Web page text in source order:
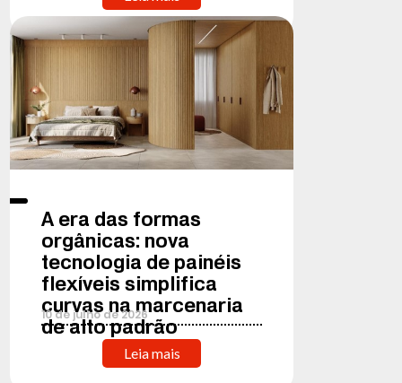
A era das formas
orgânicas: nova
tecnologia de painéis
flexíveis simplifica
curvas na marcenaria
de alto padrão
10de julho de2026
Leia mais